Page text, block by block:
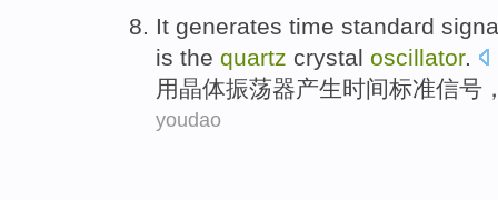
It generates time standard
is the quartz crystal oscillator.
用晶体振荡器产生时间标准信号
youdao